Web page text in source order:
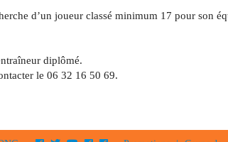
d’un joueur classé minimum 17 pour son
diplômé.
le 06 32 16 50 69.